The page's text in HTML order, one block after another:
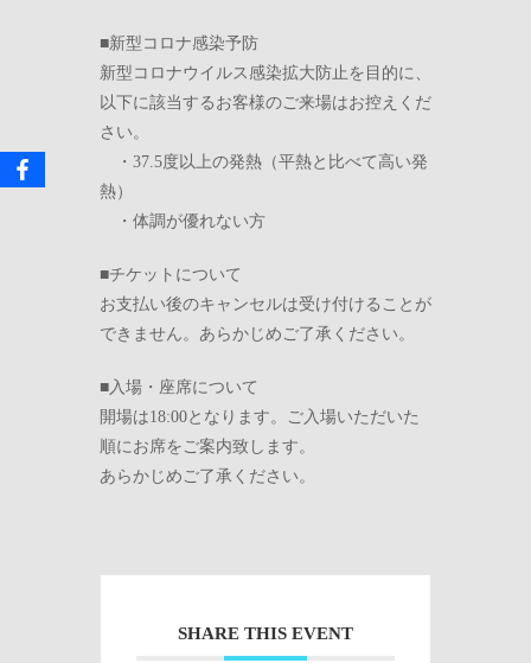
■新型コロナ感染予防
新型コロナウイルス感染拡大防止を目的に、
以下に該当するお客様のご来場はお控えくだ
さい。
・37.5度以上の発熱（平熱と比べて高い発
熱）
・体調が優れない方
■チケットについて
お支払い後のキャンセルは受け付けることが
できません。あらかじめご了承ください。
■入場・座席について
開場は18:00となります。ご入場いただいた
順にお席をご案内致します。
あらかじめご了承ください。
SHARE THIS EVENT